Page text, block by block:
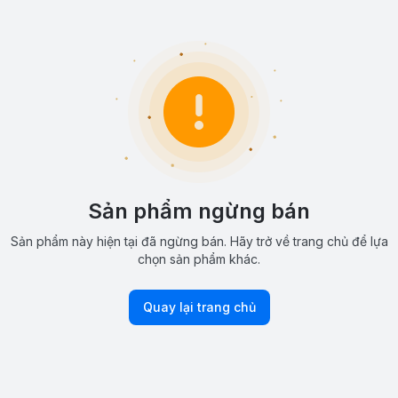
Sản phẩm ngừng bán
Sản phẩm này hiện tại đã ngừng bán. Hãy trở về trang chủ để lựa
chọn sản phẩm khác.
Quay lại trang chủ